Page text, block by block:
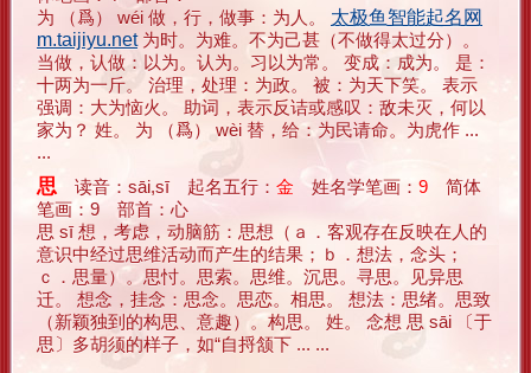
为 （爲） wéi 做，行，做事：为人。 太极鱼智能起名网
m.taijiyu.net为时。为难。不为己甚（不做得太过分）。
当做，认做：以为。认为。习以为常。 变成：成为。 是：
十两为一斤。 治理，处理：为政。 被：为天下笑。 表示
强调：大为恼火。 助词，表示反诘或感叹：敌未灭，何以
家为？ 姓。 为 （爲） wèi 替，给：为民请命。为虎作 ...
...
思 读音：sāi,sī 起名五行： 金 姓名学笔画： 9 简体
笔画：9 部首：心
思 sī 想，考虑，动脑筋：思想（ａ．客观存在反映在人的
意识中经过思维活动而产生的结果；ｂ．想法，念头；
ｃ．思量）。思忖。思索。思维。沉思。寻思。见异思
迁。 想念，挂念：思念。思恋。相思。 想法：思绪。思致
（新颖独到的构思、意趣）。构思。 姓。 念想 思 sāi 〔于
思〕多胡须的样子，如“自捋颔下 ... ...